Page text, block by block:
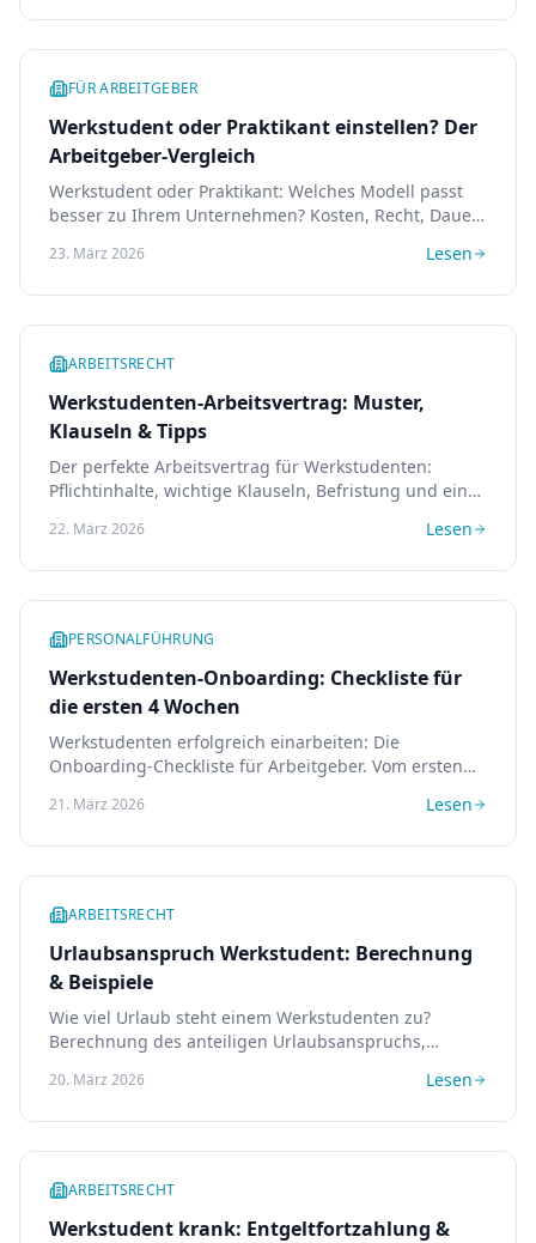
FÜR ARBEITGEBER
Werkstudent oder Praktikant einstellen? Der
Arbeitgeber-Vergleich
Werkstudent oder Praktikant: Welches Modell passt
besser zu Ihrem Unternehmen? Kosten, Recht, Dauer
Arbeitgeber.
23. März 2026 Lesen
ARBEITSRECHT
Werkstudenten-Arbeitsvertrag: Muster,
Klauseln & Tipps
Der perfekte Arbeitsvertrag für Werkstudenten:
Pflichtinhalte, wichtige Klauseln, Befristung und ein
22. März 2026 Lesen
PERSONALFÜHRUNG
Werkstudenten-Onboarding: Checkliste für
die ersten 4 Wochen
Werkstudenten erfolgreich einarbeiten: Die
Onboarding-Checkliste für Arbeitgeber. Vom ersten
21. März 2026 Lesen
ARBEITSRECHT
Urlaubsanspruch Werkstudent: Berechnung
& Beispiele
Wie viel Urlaub steht einem Werkstudenten zu?
Berechnung des anteiligen Urlaubsanspruchs,
20. März 2026 Lesen
ARBEITSRECHT
Werkstudent krank: Entgeltfortzahlung &